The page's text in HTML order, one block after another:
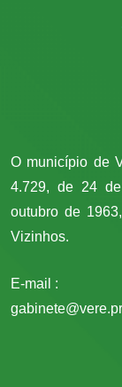
O município de
4.729, de 24
outubro de
Vizinhos.
E-mail :